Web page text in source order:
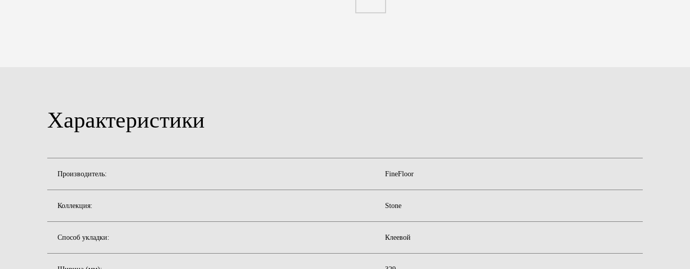
Характеристики
Производитель: FineFloor
Коллекция: Stone
Способ укладки: Клеевой